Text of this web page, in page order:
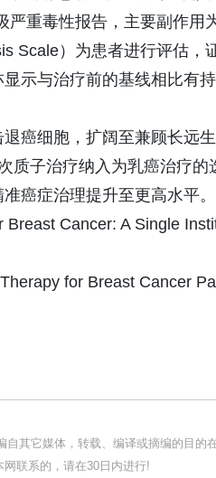
严重毒性报告，主要副作用
Scale）为患者进行评估，
示与治疗前的基线相比有
癌细胞，扩阔至兼顾长远
质子治疗纳入为乳癌治疗的
癌症治理提升至更高水平。
Cancer: A Single
for Breast Cancer
其它媒体，转载、编译或摘编的目的
联系的，请在30日内进行!